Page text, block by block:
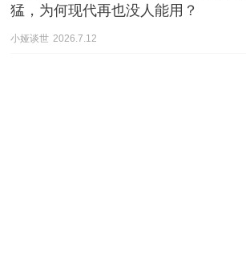
猛，为何现代再也没人能用？
小娅谈世 2026.7.12